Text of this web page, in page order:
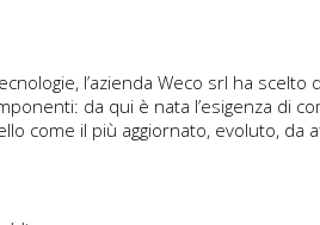
l’azienda Weco srl ha
da qui è nata l’esigenza di
come il più aggiornato, evoluto, da